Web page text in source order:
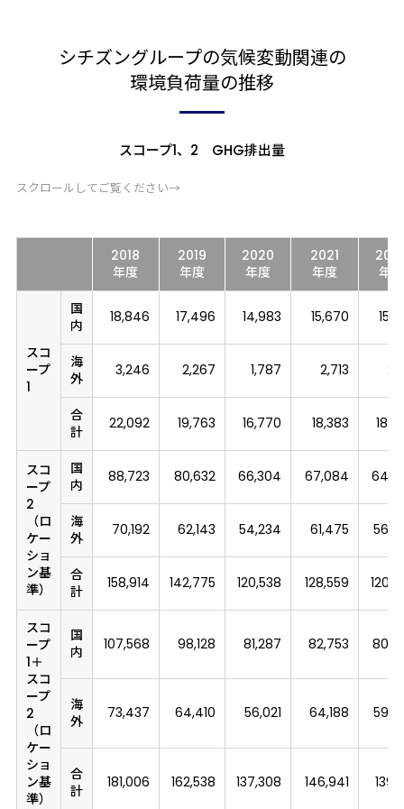
シチズングループの気候変動関連の
環境負荷量の推移
スコープ1、2 GHG排出量
スクロールしてご覧ください→
2018
年度
2019
年度
2020
年度
2021
年度
年度
スコ
ープ
1
国
内
18,846 17,496 14,983 15,670
海
外
3,246 2,267 1,787 2,713
合
計
22,092 19,763 16,770 18,383
スコ
ープ
2
（ロ
ケー
ショ
ン基
準）
国
内
88,723 80,632 66,304 67,084
海
外
70,192 62,143 54,234 61,475
合
計
158,914 142,775 120,538 128,559
スコ
ープ
1＋
スコ
ープ
2
（ロ
ケー
ショ
ン基
準）
国
内
107,568 98,128 81,287 82,753
海
外
73,437 64,410 56,021 64,188
合
計
181,006 162,538 137,308 146,941